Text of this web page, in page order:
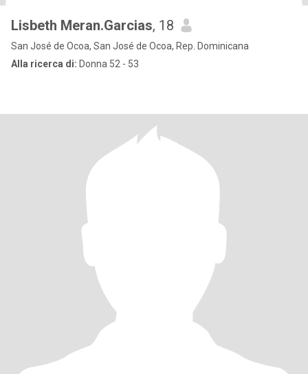
Lisbeth Meran.Garcias, 18
San José de Ocoa, San José de Ocoa, Rep. Dominicana
Alla ricerca di: Donna 52 - 53